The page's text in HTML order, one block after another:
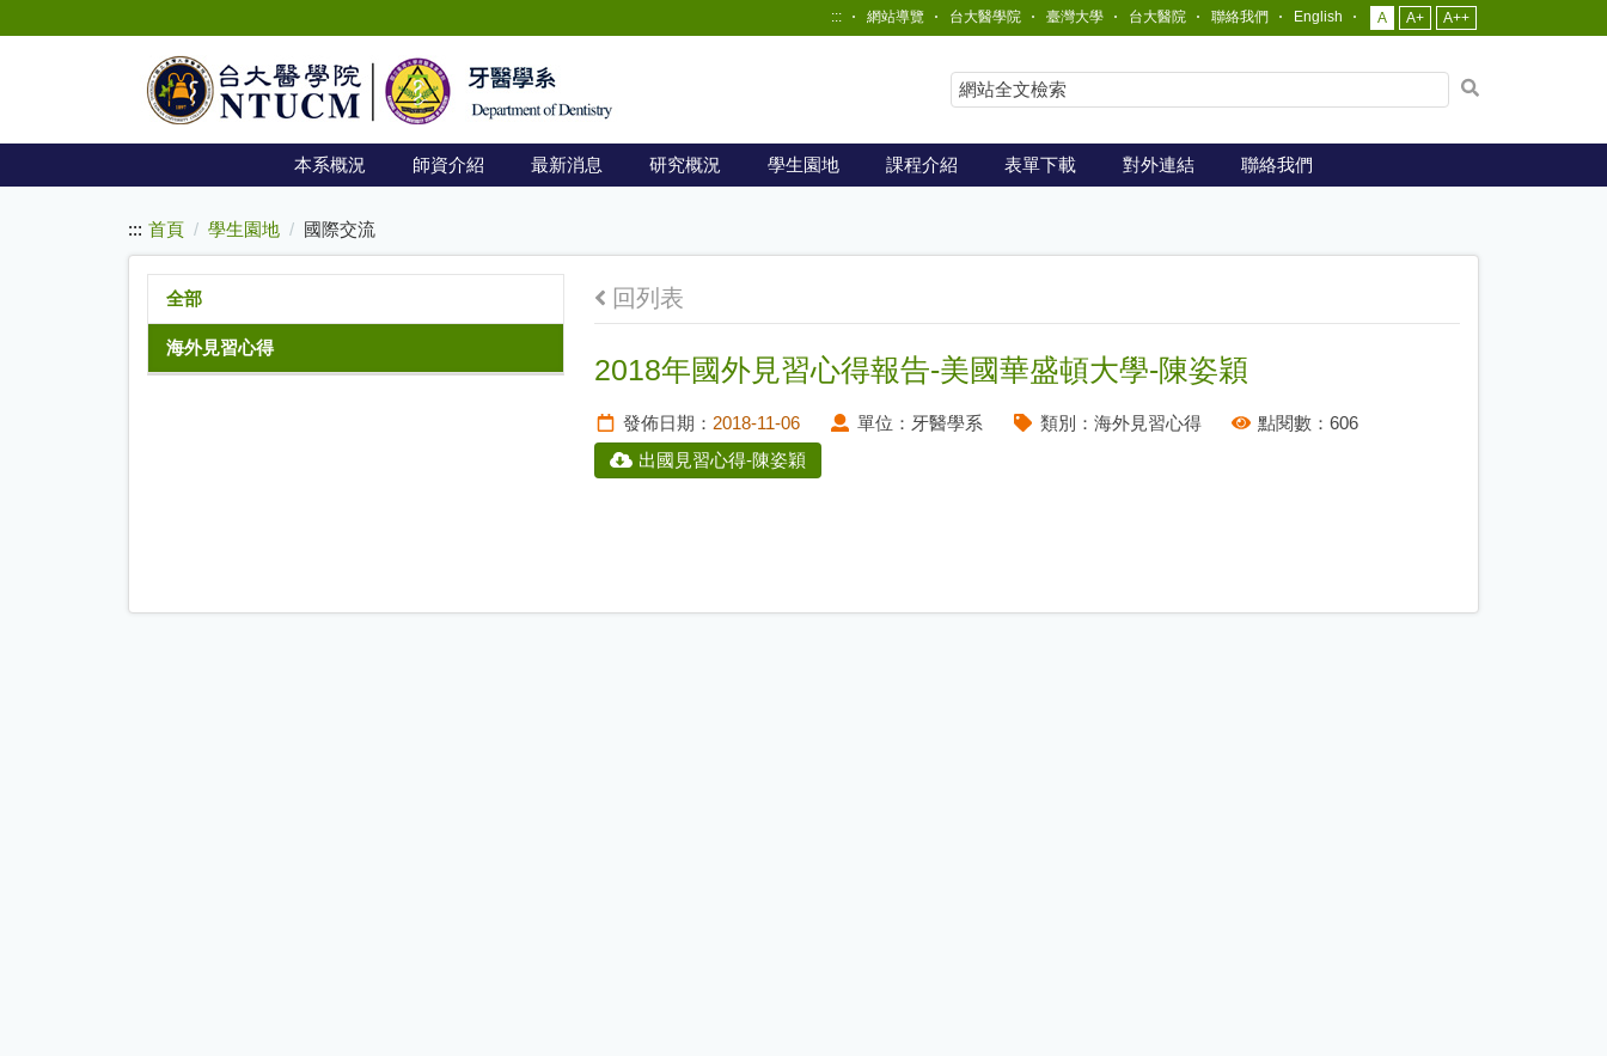
::: 網站導覽 台大醫學院 臺灣大學 台大醫院 聯絡我們 English A A+ A++
要
容
檢
本系概況 師資介紹 最新消息 研究概況 學生園地 課程介紹 表單下載 對外連結 聯絡我們
::: 首頁 學生園地 國際交流
全部
海外見習心得
回列表
2018年國外見習心得報告-美國華盛頓大學-陳姿穎
發佈日期： 2018-11-06 單位： 牙醫學系 類別： 海外見習心得 點閱數：606
出國見習心得-陳姿穎